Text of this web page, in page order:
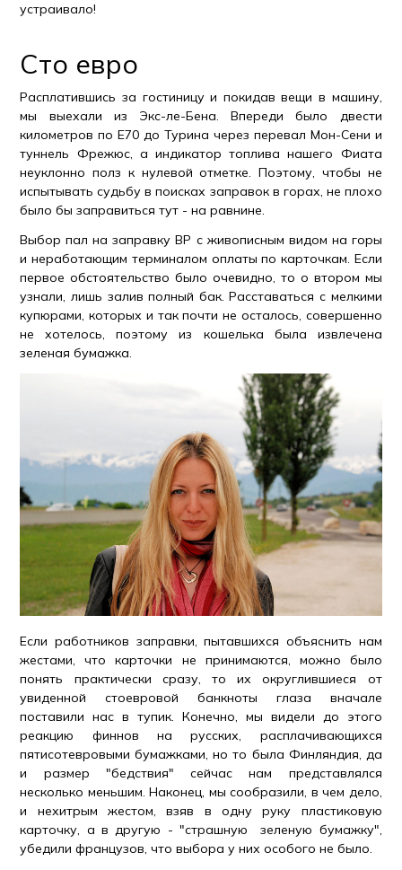
устраивало!
Сто евро
Расплатившись за гостиницу и покидав вещи в машину,
мы выехали из Экс-ле-Бена. Впереди было двести
километров по Е70 до Турина через перевал Мон-Сени и
туннель Фрежюс, а индикатор топлива нашего Фиата
неуклонно полз к нулевой отметке. Поэтому, чтобы не
испытывать судьбу в поисках заправок в горах, не плохо
было бы заправиться тут - на равнине.
Выбор пал на заправку BP с живописным видом на горы
и неработающим терминалом оплаты по карточкам. Если
первое обстоятельство было очевидно, то о втором мы
узнали, лишь залив полный бак. Расставаться с мелкими
купюрами, которых и так почти не осталось, совершенно
не хотелось, поэтому из кошелька была извлечена
зеленая бумажка.
Если работников заправки, пытавшихся объяснить нам
жестами, что карточки не принимаются, можно было
понять практически сразу, то их округлившиеся от
увиденной стоевровой банкноты глаза вначале
поставили нас в тупик. Конечно, мы видели до этого
реакцию финнов на русских, расплачивающихся
пятисотевровыми бумажками, но то была Финляндия, да
и размер "бедствия" сейчас нам представлялся
несколько меньшим. Наконец, мы сообразили, в чем дело,
и нехитрым жестом, взяв в одну руку пластиковую
карточку, а в другую - "страшную зеленую бумажку",
убедили французов, что выбора у них особого не было.